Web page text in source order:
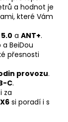
a hodnot je
které Vám
a ANT+.
a BeiDou
přesnosti
provozu.
C.
za
si poradí i s